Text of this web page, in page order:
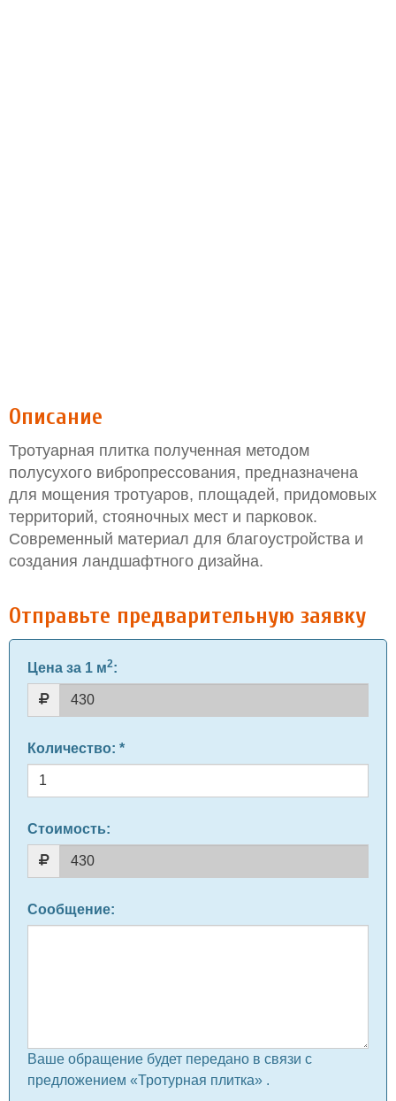
Описание
Тротуарная плитка полученная методом
полусухого вибропрессования, предназначена
для мощения тротуаров, площадей, придомовых
территорий, стояночных мест и парковок.
Современный материал для благоустройства и
создания ландшафтного дизайна.
Отправьте предварительную заявку
Цена за 1 м2:
Количество: *
Стоимость:
Сообщение:
Ваше обращение будет передано в связи с
предложением «Тротурная плитка» .